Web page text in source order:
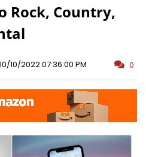
Rock, Country,
10/10/2022 07:36:00 PM 0